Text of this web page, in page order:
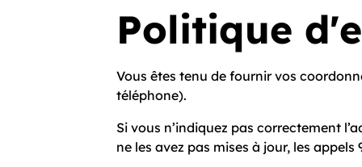
Politique
Vous êtes tenu de fournir vos
téléphone).
Si vous n’indiquez pas correctement
ne les avez pas mises à jour, les